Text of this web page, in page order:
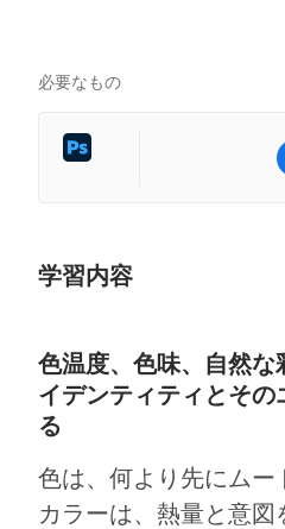
必要なもの
学習内容
色温度、色味、自然
イデンティティとその
る
色は、何より先にムー
カラーは、熱量と意